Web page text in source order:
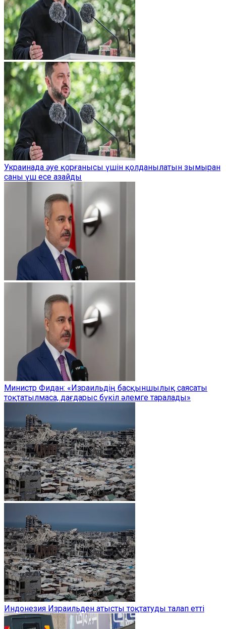
Украинада әуе қорғанысы үшін қолданылатын зымыран
саны үш есе азайды
Министр Фидан: «Израильдің басқыншылық саясаты
тоқтатылмаса, дағдарыс бүкіл әлемге таралады»
Индонезия Израильден атысты тоқтатуды талап етті